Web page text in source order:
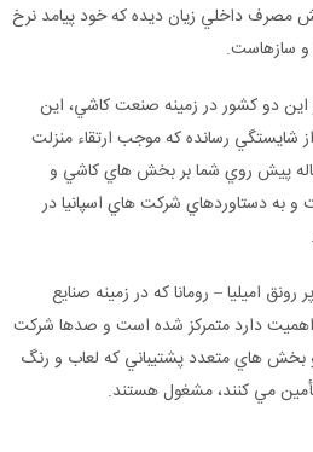
مصرف داخلي زيان ديده که خود پيامد نرخ
سازهاست.
اين دو کشور در زمينه صنعت کاشي، اين
شايستگي رسانده که موجب ارتقاء منزلت
پيش روي شما بر بخش هاي کاشي و
و به دستاوردهاي شرکت هاي اسپانيا در
رونق اميليا – رومانا که در زمينه صنايع
اهميت دارد متمرکز شده است و صدها شرکت
و بخش هاي متعدد پشتيباني که لعاب و رنگ
مي کنند، مشغول هستند.